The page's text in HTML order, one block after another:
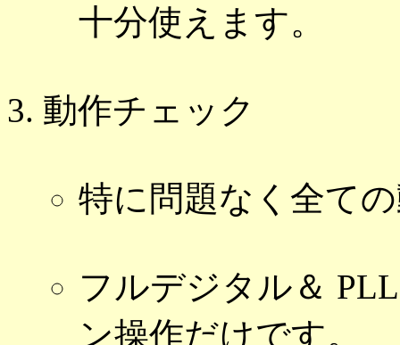
十分使えます。
動作チェック
特に問題なく全て
フルデジタル＆
ン操作だけです。